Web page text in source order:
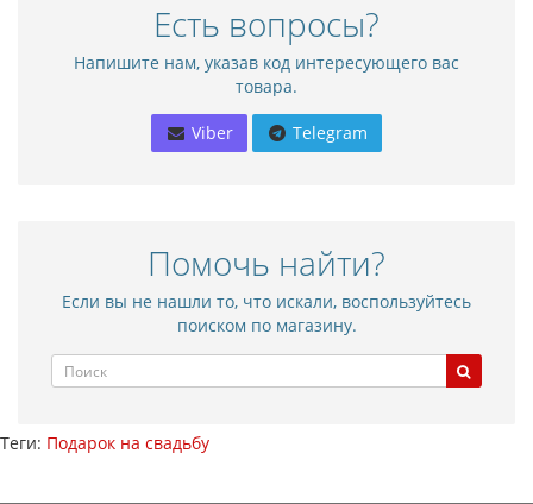
Есть вопросы?
Напишите нам, указав код интересующего вас
товара.
Viber Telegram
Помочь найти?
Если вы не нашли то, что искали, воспользуйтесь
поиском по магазину.
Теги: Подарок на свадьбу